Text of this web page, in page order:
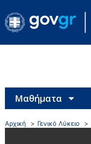
Μαθήματα
Αρχική Γενικό Λύκειο